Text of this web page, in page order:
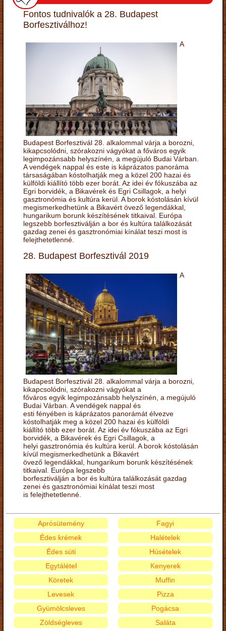
Fontos tudnivalók a 28. Budapest
Borfesztiválhoz!
A
Budapest Borfesztivál 28. alkalommal várja a borozni,
kikapcsolódni, szórakozni vágyókat a főváros egyik
legimpozánsabb helyszínén, a megújuló Budai Várban.
A vendégek nappal és este is káprázatos panoráma
társaságában kóstolhatják meg a közel 200 hazai és
külföldi kiállító több ezer borát. Az idei év fókuszába az
Egri borvidék, a Bikavérek és Egri Csillagok, a helyi
gasztronómia és kultúra kerül. A borok kóstolásán kívül
megismerkedhetünk a Bikavért övező legendákkal,
hungarikum borunk készítésének titkaival. Európa
legszebb borfesztiválján a bor és kultúra találkozását
gazdag zenei és gasztronómiai kínálat teszi most is
felejthetetlenné.
28. Budapest Borfesztivál 2019
A
Budapest Borfesztivál 28. alkalommal várja a borozni,
kikapcsolódni, szórakozni vágyókat a
főváros egyik legimpozánsabb helyszínén, a megújuló
Budai Várban. A vendégek nappal és
esti fényében is káprázatos panorámát élvezve
kóstolhatják meg a közel 200 hazai és külföldi
kiállító több ezer borát. Az idei év fókuszába az Egri
borvidék, a Bikavérek és Egri Csillagok, a
helyi gasztronómia és kultúra kerül. A borok kóstolásán
kívül megismerkedhetünk a Bikavért
övező legendákkal, hungarikum borunk készítésének
titkaival. Európa legszebb
borfesztiválján a bor és kultúra találkozását gazdag
zenei és gasztronómiai kínálat teszi most
is felejthetetlenné.
Aprósütemény
Édes krémek
Édes süti
Egytálétel
Fagyi
Halételek
Húsételek
Kenyerek
Köretek
Levesek
Gyümölcsleves
Zöldségleves
Muffin
Pizza
Pogácsa
Saláta